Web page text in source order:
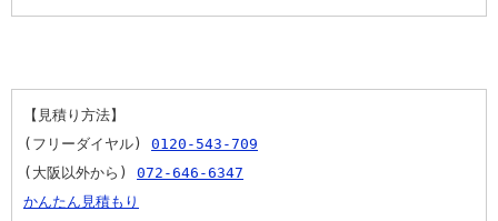
【見積り方法】
(フリーダイヤル) 0120-543-709
(大阪以外から) 072-646-6347
かんたん見積もり